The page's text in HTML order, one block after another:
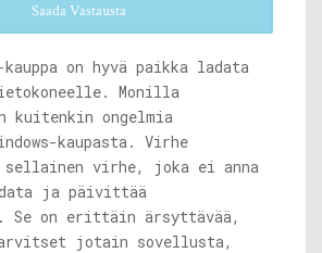
Saada Vastausta
-kauppa on hyvä paikka ladata
Monilla
ongelmia
kaupasta. Virhe
sellainen virhe, joka ei anna
ja päivittää
Se on erittäin ärsyttävää,
jotain sovellusta,